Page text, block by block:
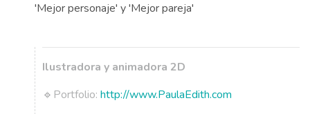
'Mejor personaje' y 'Mejor pareja'
Ilustradora y animadora 2D
🔹Portfolio: http://www.PaulaEdith.com